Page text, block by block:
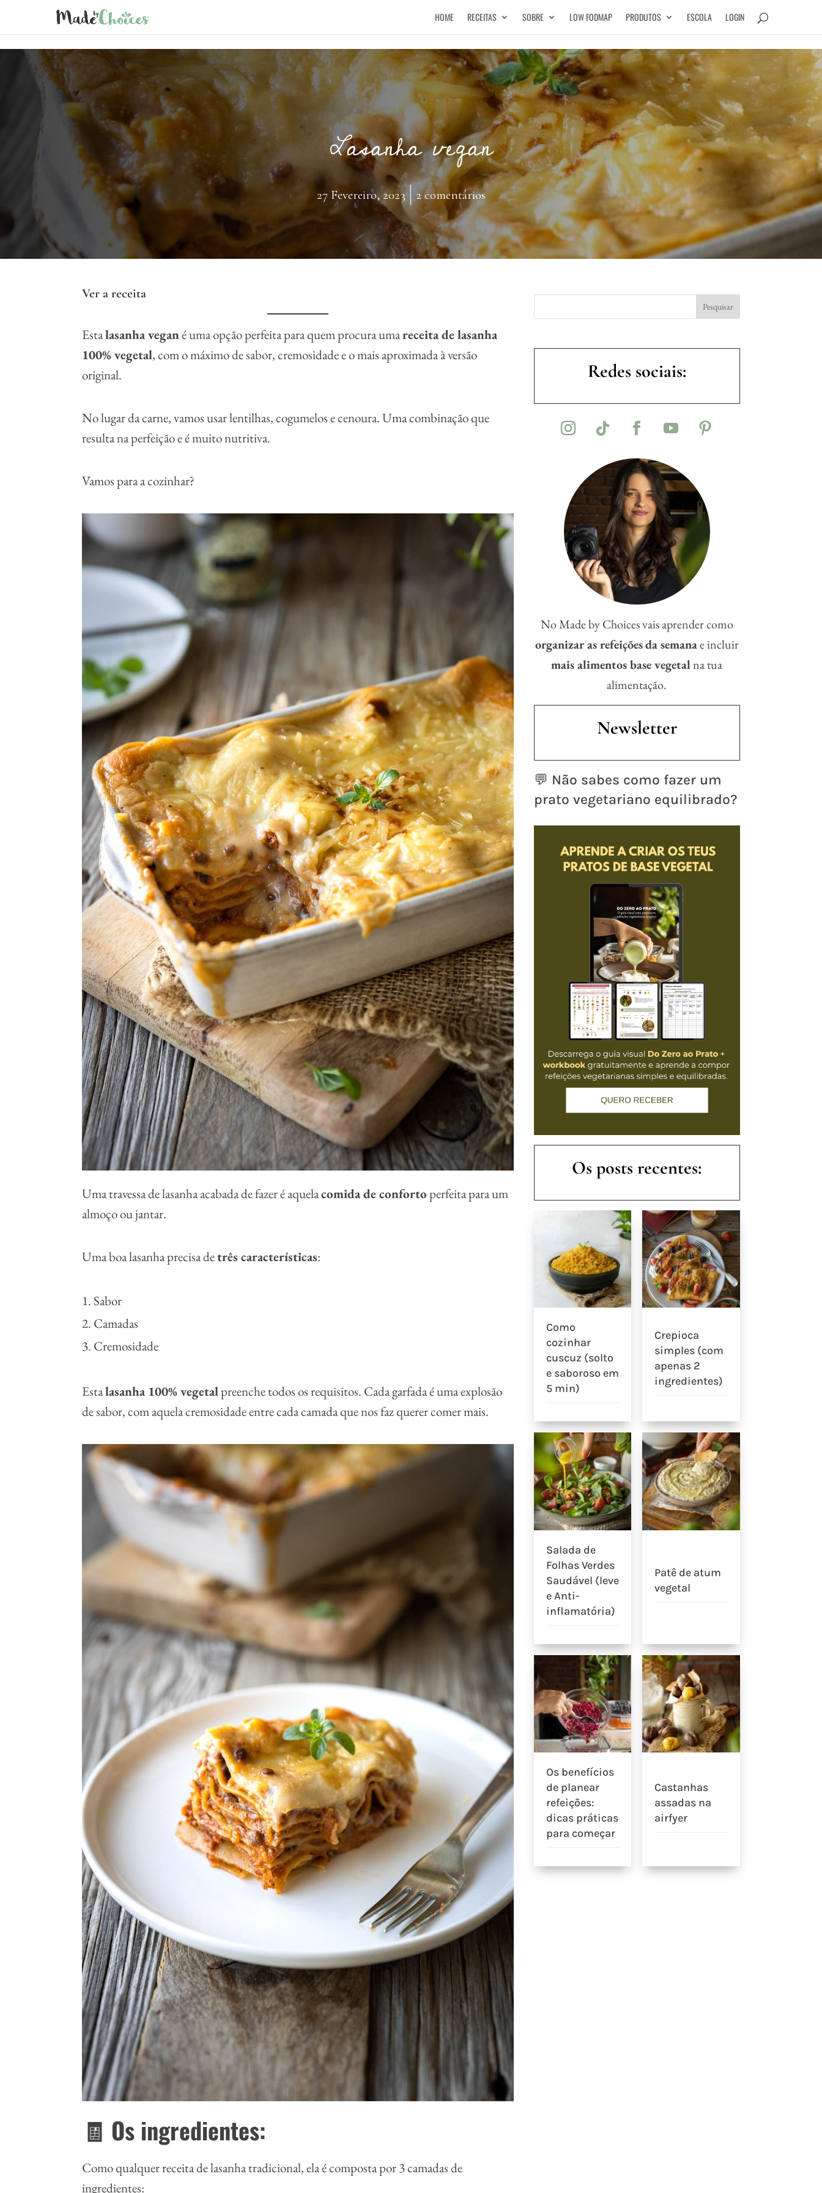
HOME RECEITAS SOBRE LOW FODMAP PRODUTOS ESCOLA LOGIN
Lasanha vegan
27 Fevereiro, 2023 2 comentários
Ver a receita
Estalasanha vegané uma opção perfeita para quem procura umareceita de lasanha
100% vegetal, com o máximo de sabor, cremosidade e o mais aproximada à versão
original.
No lugar da carne, vamos usar lentilhas, cogumelos e cenoura. Uma combinação que
resulta na perfeição e é muito nutritiva.
Vamos para a cozinhar?
Uma travessa de lasanha acabada de fazer é aquelacomida de confortoperfeita para um
almoço ou jantar.
Uma boa lasanha precisa detrês características:
Sabor
Camadas
Cremosidade
Estalasanha 100% vegetalpreenche todos os requisitos. Cada garfada é uma explosão
de sabor, com aquela cremosidade entre cada camada que nos faz querer comer mais.
🧾 Os ingredientes:
Como qualquer receita de lasanha tradicional, ela é composta por 3 camadas de
ingredientes:
Redes sociais:
No Made by Choices vais aprender como
organizar as refeiçõesda semanae incluir
mais alimentos base vegetalna tua
alimentação.
Newsletter
💬 Não sabes como fazer um
prato vegetariano equilibrado?
Os posts recentes:
Como
cozinhar
cuscuz (solto
e saboroso em
5 min)
Crepioca
simples (com
apenas 2
ingredientes)
Salada de
Folhas Verdes
Saudável (leve
e Anti-
inflamatória)
Patê de atum
vegetal
Os benefícios
de planear
refeições:
dicas práticas
para começar
Castanhas
assadas na
airfyer